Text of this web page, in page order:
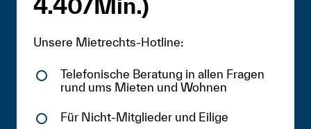
4.40/Min.)
Unsere Mietrechts-Hotline:
Telefonische Beratung in allen Fragen
rund ums Mieten und Wohnen
Für Nicht-Mitglieder und Eilige